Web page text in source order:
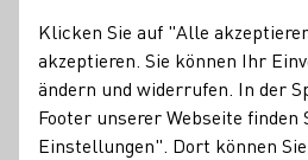
Kontakt
Weingut Daum
55452 Dorsheim Bergstraße 1
Klicken Sie auf "Alle
akzeptieren. Sie können Ihr
ändern und widerrufen. In der
Footer unserer Webseite finden
Einstellungen". Dort können